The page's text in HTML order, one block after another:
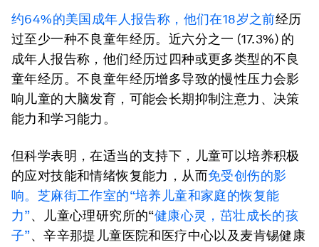
约64%的美国成年人报告称，他们在18岁之前经历
过至少一种不良童年经历。近六分之一 (17.3%) 的
成年人报告称，他们经历过四种或更多类型的不良
童年经历。不良童年经历增多导致的慢性压力会影
响儿童的大脑发育，可能会长期抑制注意力、决策
能力和学习能力。
但科学表明，在适当的支持下，儿童可以培养积极
的应对技能和情绪恢复能力，从而免受创伤的影
响。芝麻街工作室的“培养儿童和家庭的恢复能
力”、儿童心理研究所的“健康心灵，茁壮成长的孩
子”、辛辛那提儿童医院和医疗中心以及麦肯锡健康